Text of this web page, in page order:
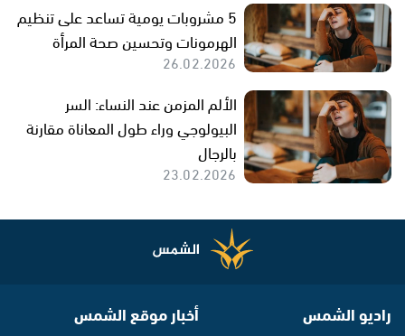
5 مشروبات يومية تساعد على تنظيم
الهرمونات وتحسين صحة المرأة
26.02.2026
الألم المزمن عند النساء: السر
البيولوجي وراء طول المعاناة مقارنة
بالرجال
23.02.2026
راديو الشمس أخبار موقع الشمس